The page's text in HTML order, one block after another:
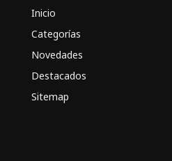
Inicio
Categorías
Novedades
Destacados
Sitemap